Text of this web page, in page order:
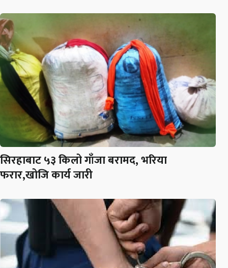
सिरहाबाट ५३ किलो गाँजा बरामद, भरिया
फरार,खोजि कार्य जारी